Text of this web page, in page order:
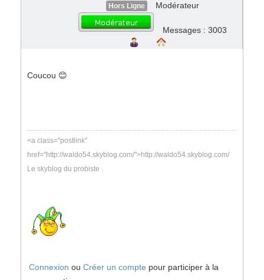
Hors Ligne Modérateur
Messages : 3003
Coucou 😊
<a class="postlink"
href="http://waldo54.skyblog.com/">http://waldo54.skyblog.com/
Le skyblog du probiste .
Connexion ou Créer un compte pour participer à la